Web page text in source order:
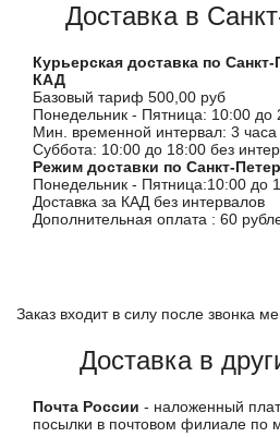
Доставка в
Курьерская доставка по
КАД
Базовый тариф 500,00 руб
Понедельник - Пятница: 10:00 до
Мин. временной интервал: 3 часа
Суббота: 10:00 до 18:00 без
Режим доставки по Санкт-
Понедельник - Пятница:10:00 до
Доставка за КАД без интервалов
Дополнительная оплата : 60
Заказ входит в силу после звонка
Доставка в
Почта России - наложенный
посылки в почтовом филиале по